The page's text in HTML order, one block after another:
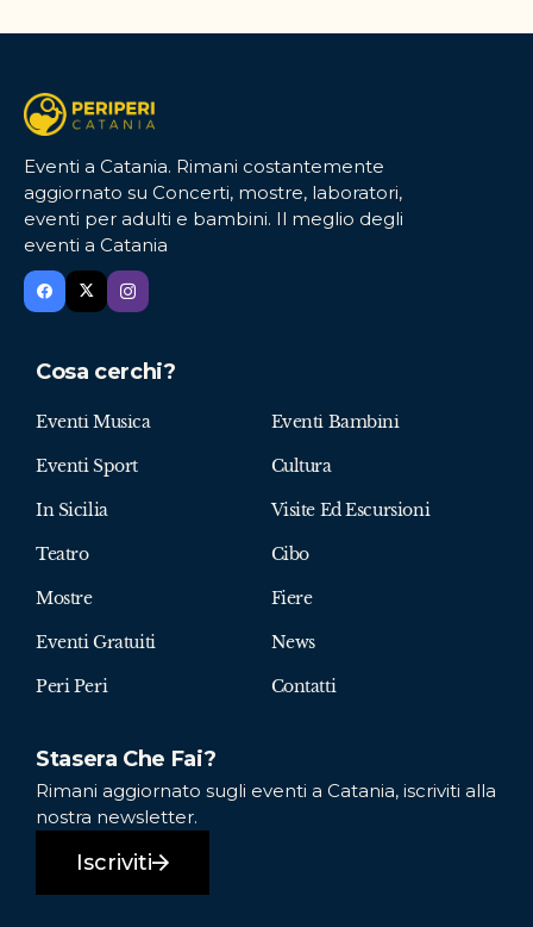
Eventi a Catania. Rimani costantemente
aggiornato su Concerti, mostre, laboratori,
eventi per adulti e bambini. Il meglio degli
eventi a Catania
Cosa cerchi?
Eventi Musica Eventi Bambini
Eventi Sport Cultura
In Sicilia Visite Ed Escursioni
Teatro Cibo
Mostre Fiere
Eventi Gratuiti News
Peri Peri Contatti
Stasera Che Fai?
Rimani aggiornato sugli eventi a Catania, iscriviti alla
nostra newsletter.
Iscriviti